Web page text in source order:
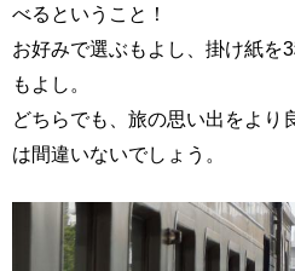
べるということ！
お好みで選ぶもよし、掛け紙を
もよし。
どちらでも、旅の思い出をより
は間違いないでしょう。